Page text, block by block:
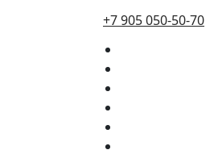
+7 905 050-50-70